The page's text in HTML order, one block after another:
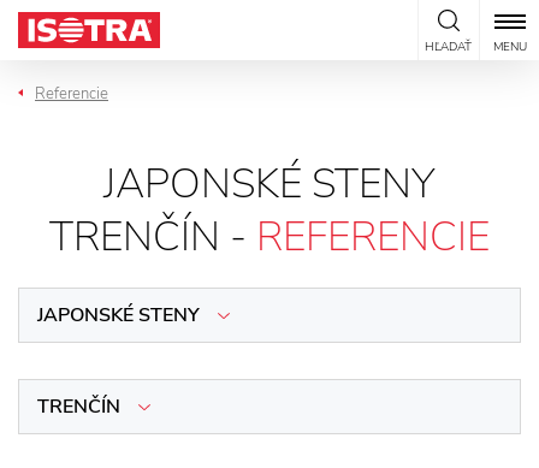
Preskočiť na obsah
HĽADAŤ MENU
Referencie
JAPONSKÉ STENY
TRENČÍN - REFERENCIE
JAPONSKÉ STENY
TRENČÍN